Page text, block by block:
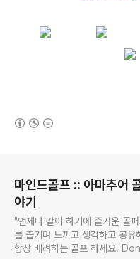
마인드골프 :: 아마추어
야기
"언제나 같이 하기에 즐거운 골
를 즐기며 느끼고 생각하고 공유
항상 배려하는 골프 하세요.